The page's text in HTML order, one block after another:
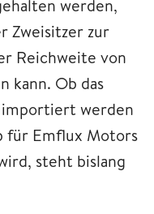
werden,
Zweisitzer zur
Reichweite von
kann. Ob das
werden
für Emflux Motors
steht bislang